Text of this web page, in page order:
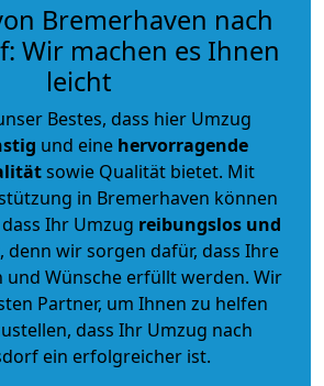
Bremerhaven nach
Wir machen es Ihnen
leicht
Bestes, dass hier Umzug
und eine hervorragende
sowie Qualität bietet. Mit
in Bremerhaven können
Ihr Umzug reibungslos und
wir sorgen dafür, dass Ihre
Wünsche erfüllt werden. Wir
Partner, um Ihnen zu helfen
dass Ihr Umzug nach
ein erfolgreicher ist.